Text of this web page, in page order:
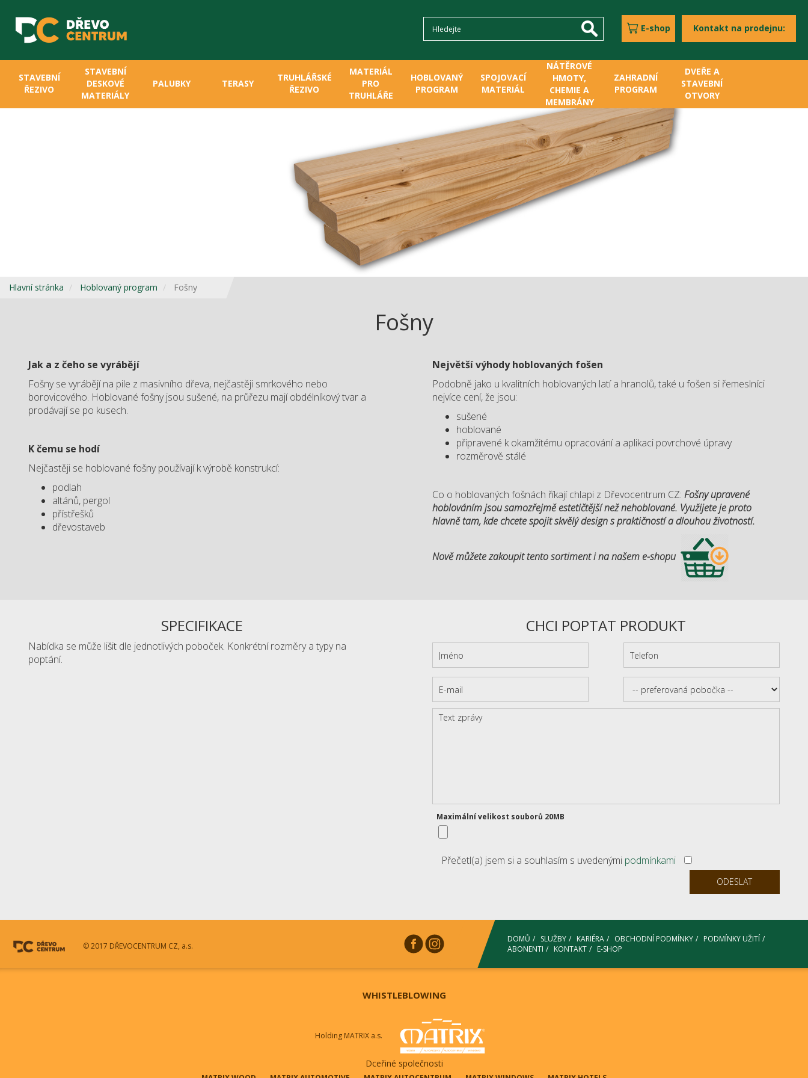
E-shop Kontakt na prodejnu:
STAVEBNÍ
ŘEZIVO
STAVEBNÍ
DESKOVÉ
MATERIÁLY
PALUBKY TERASY
TRUHLÁŘSKÉ
ŘEZIVO
MATERIÁL
PRO
TRUHLÁŘE
HOBLOVANÝ
PROGRAM
SPOJOVACÍ
MATERIÁL
NÁTĚROVÉ
HMOTY,
CHEMIE A
MEMBRÁNY
ZAHRADNÍ
PROGRAM
DVEŘE A
STAVEBNÍ
OTVORY
Hlavní stránka Hoblovaný program Fošny
Fošny
Jak a z čeho se vyrábějí
Fošny se vyrábějí na pile z masivního dřeva, nejčastěji smrkového nebo
borovicového. Hoblované fošny jsou sušené, na průřezu mají obdélníkový tvar a
prodávají se po kusech.
K čemu se hodí
Nejčastěji se hoblované fošny používají k výrobě konstrukcí:
podlah
altánů, pergol
přístřešků
dřevostaveb
Největší výhody hoblovaných fošen
Podobně jako u kvalitních hoblovaných latí a hranolů, také u fošen si řemeslníci
nejvíce cení, že jsou:
sušené
hoblované
připravené k okamžitému opracování a aplikaci povrchové úpravy
rozměrově stálé
Co o hoblovaných fošnách říkají chlapi z Dřevocentrum CZ:Fošny upravené
hoblováním jsou samozřejmě estetičtější než nehoblované. Využijete je proto
hlavně tam, kde chcete spojit skvělý design s praktičností a dlouhou životností.
Nově můžete zakoupit tento sortiment i na našem e-shopu
SPECIFIKACE
Nabídka se může lišit dle jednotlivých poboček. Konkrétní rozměry a typy na
poptání.
CHCI POPTAT PRODUKT
Maximální velikost souborů 20MB
Přečetl(a) jsem si a souhlasím s uvedenými podmínkami
© 2017 DŘEVOCENTRUM CZ, a.s.
DOMŮ SLUŽBY KARIÉRA OBCHODNÍ PODMÍNKY
PODMÍNKY UŽITÍ
ABONENTI
KONTAKT E-SHOP
WHISTLEBLOWING
Holding MATRIX a.s.
Dceřiné společnosti